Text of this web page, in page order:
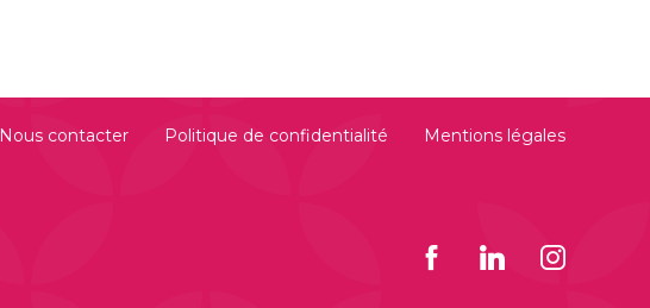
Nous contacter Politique de confidentialité Mentions légales